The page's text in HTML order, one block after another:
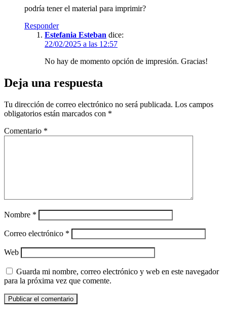
podría tener el material para imprimir?
Responder
Estefania Esteban dice:
22/02/2025 a las 12:57
No hay de momento opción de impresión. Gracias!
Deja una respuesta
Tu dirección de correo electrónico no será publicada. Los campos
obligatorios están marcados con *
Comentario *
Nombre *
Correo electrónico *
Web
Guarda mi nombre, correo electrónico y web en este navegador
para la próxima vez que comente.